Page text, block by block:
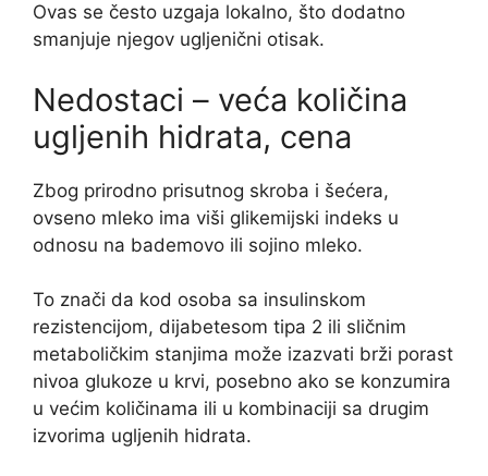
Ovas se često uzgaja lokalno, što dodatno
smanjuje njegov ugljenični otisak.
Nedostaci – veća količina
ugljenih hidrata, cena
Zbog prirodno prisutnog skroba i šećera,
ovseno mleko ima viši glikemijski indeks u
odnosu na bademovo ili sojino mleko.
To znači da kod osoba sa insulinskom
rezistencijom, dijabetesom tipa 2 ili sličnim
metaboličkim stanjima može izazvati brži porast
nivoa glukoze u krvi, posebno ako se konzumira
u većim količinama ili u kombinaciji sa drugim
izvorima ugljenih hidrata.